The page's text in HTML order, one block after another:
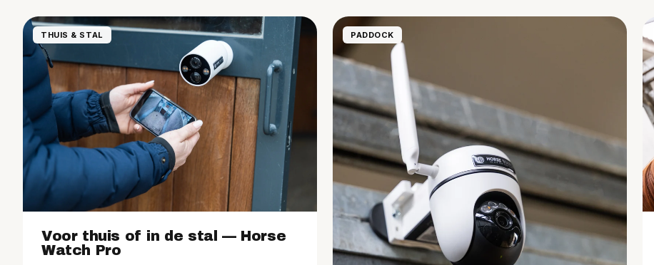
THUIS & STAL
Voor thuis of in de stal — Horse
Watch Pro
PADDOCK